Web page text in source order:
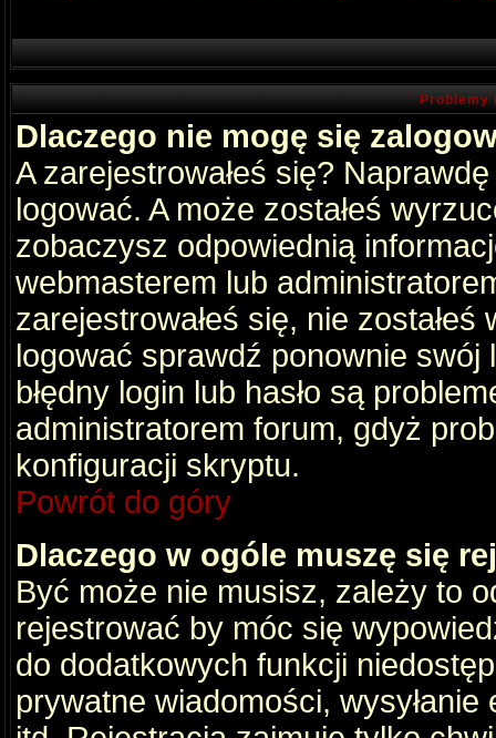
Problemy
Dlaczego nie mogę się
A zarejestrowałeś się?
logować. A może zostałeś
zobaczysz odpowiednią
webmasterem lub
zarejestrowałeś się, nie
logować sprawdź ponownie swój
błędny login lub hasło są
administratorem forum, gdyż
konfiguracji skryptu.
Powrót do góry
Dlaczego w ogóle muszę się
Być może nie musisz, zależy to
rejestrować by móc się
do dodatkowych funkcji
prywatne wiadomości,